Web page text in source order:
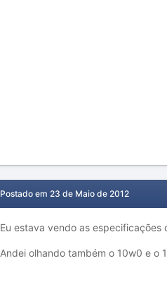
Postado em 23 de Maio de 2012
Eu estava vendo as
Andei olhando também o 10w0 e o